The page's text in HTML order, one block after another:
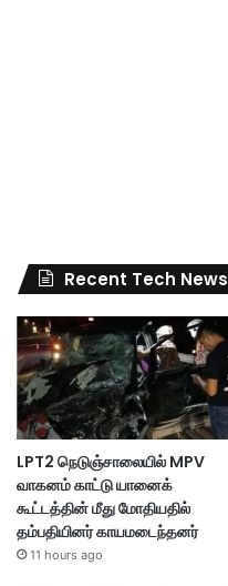
Recent Tech News
LPT2 நெடுஞ்சாலையில் MPV
வாகனம் காட்டு யானைக்
கூட்டத்தின் மீது மோதியதில்
தம்பதியினர் காயமடைந்தனர்
11 hours ago